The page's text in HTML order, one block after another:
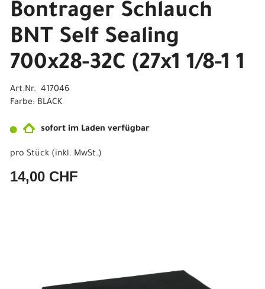
Bontrager Schlauch
BNT Self Sealing
700x28-32C (27x1 1/8-1 1
Art.Nr. 417046
Farbe: BLACK
sofort im Laden verfügbar
pro Stück (inkl. MwSt.)
14,00 CHF